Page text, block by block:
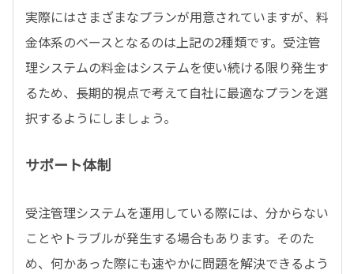
実際にはさまざまなプランが用意されていますが、料
金体系のベースとなるのは上記の2種類です。受注管
理システムの料金はシステムを使い続ける限り発生す
るため、長期的視点で考えて自社に最適なプランを選
択するようにしましょう。
サポート体制
受注管理システムを運用している際には、分からない
ことやトラブルが発生する場合もあります。そのた
め、何かあった際にも速やかに問題を解決できるよう